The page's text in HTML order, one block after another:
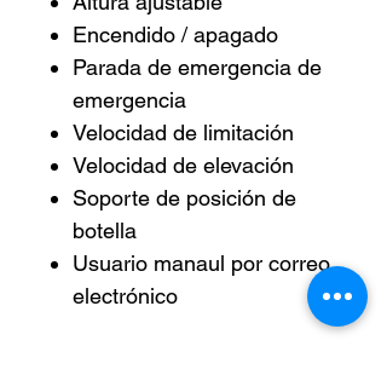
Encendido / apagado
Parada de emergencia de
emergencia
Velocidad de limitación
Velocidad de elevación
Soporte de posición de
botella
Usuario manaul por correo
electrónico